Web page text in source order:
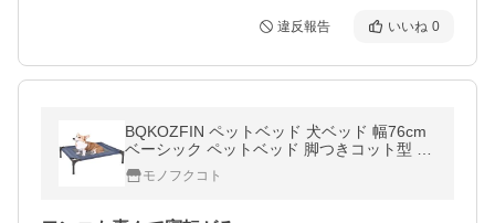
違反報告 いいね 0
BQKOZFIN ペットベッド 犬ベッド 幅76cm
ベーシック ペットベッド 脚つきコット型 折
り畳み 地面から離れ 年中使え (ブルー M)
モノフクコト